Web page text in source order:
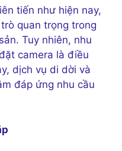
tiến như hiện nay,
quan trọng trong
Tuy nhiên, nhu
camera là điều
dịch vụ di dời và
đáp ứng nhu cầu